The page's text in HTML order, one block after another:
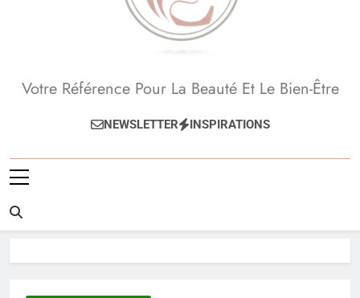
Beauté, Esthétique,
Anti-Âge
Votre Référence Pour La Beauté Et Le Bien-Être
NEWSLETTER INSPIRATIONS